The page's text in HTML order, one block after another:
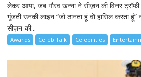
लेकर आया, जब गौरव खन्ना ने सीज़न की विनर
गूंजती उनकी लाइन “जो ठानता हूं वो हासिल करता
सीज़न की...
Awards Celeb Talk Celebrities